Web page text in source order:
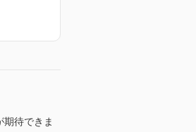
待できま